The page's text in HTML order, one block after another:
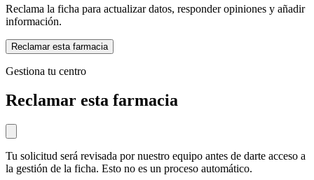
Reclama la ficha para actualizar datos, responder opiniones y añadir
información.
Reclamar esta farmacia
Gestiona tu centro
Reclamar esta farmacia
Tu solicitud será revisada por nuestro equipo antes de darte acceso a
la gestión de la ficha. Esto no es un proceso automático.